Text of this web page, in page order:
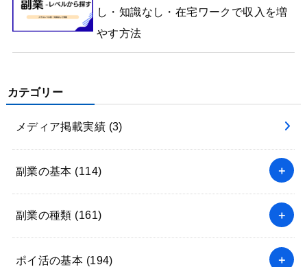
し・知識なし・在宅ワークで収入を増
やす方法
カテゴリー
メディア掲載実績 (3)
副業の基本 (114)
副業の種類 (161)
ポイ活の基本 (194)